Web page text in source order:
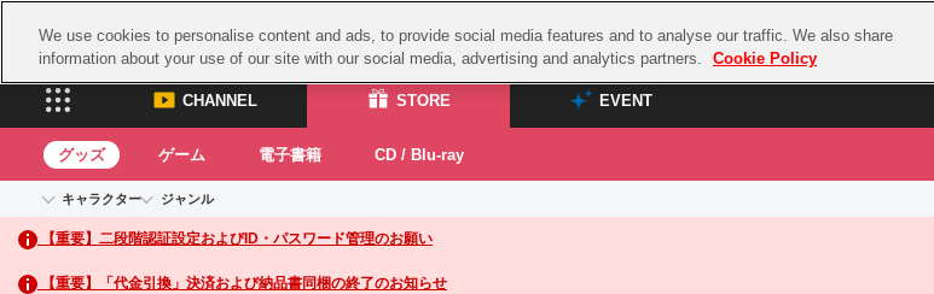
CHANNEL STORE EVENT
CHANNEL
ASOBI CHANNEL TOP
STORE
ASOBI STORE TOP
EVENT
グッズ ゲーム 電子書籍 CD / Blu-ray
キャラクター
アイドルマスターシリーズ
アイドルマスター
ジャンル
イベントグッズ
トイ・ホビー
【重要】二段階認証設定およびID・パスワード管理のお願い
【重要】「代金引換」決済および納品書同梱の終了のお知らせ
We use cookies to personalise content and ads, to provide social media features and to analyse our traffic. We also share
information about your use of our site with our social media, advertising and analytics partners.
Cookie Policy